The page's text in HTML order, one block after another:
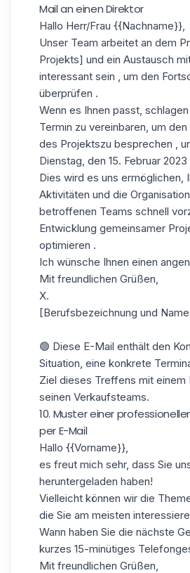
Mail an einen Direktor
Hallo Herr/Frau {{Nachname}},
Unser Team arbeitet an dem
Projekts] und ein Austausch
interessant sein , um den
überprüfen .
Wenn es Ihnen passt,
Termin zu vereinbaren, um
des Projektszu besprechen ,
Dienstag, den 15. Februar 2023
Dies wird es uns ermöglichen,
Aktivitäten und die
betroffenen Teams schnell
Entwicklung gemeinsamer
optimieren .
Ich wünsche Ihnen einen
Mit freundlichen Grüßen,
X.
[Berufsbezeichnung und
🟢 Diese E-Mail enthält den
Situation, eine konkrete
Ziel dieses Treffens mit einem
seinen Verkaufsteams.
10. Muster einer
per E-Mail
Hallo {{Vorname}},
es freut mich sehr, dass Sie
heruntergeladen haben!
Vielleicht können wir die
die Sie am meisten
Wann haben Sie die nächste
kurzes 15-minütiges
Mit freundlichen Grüßen,